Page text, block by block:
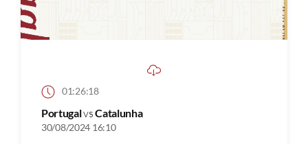
01:26:18
PortugalvsCatalunha
30/08/2024 16:10